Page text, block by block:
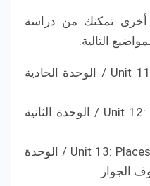
أخرى تمكنك من دراسة
التالية:
Unit 11: Clothes and Colors / الوحدة الحادية
Unit 12: Money and Shopping / الوحدة الثانية
Unit 13: Places in the Neighborhood / الوحدة
الجوار.